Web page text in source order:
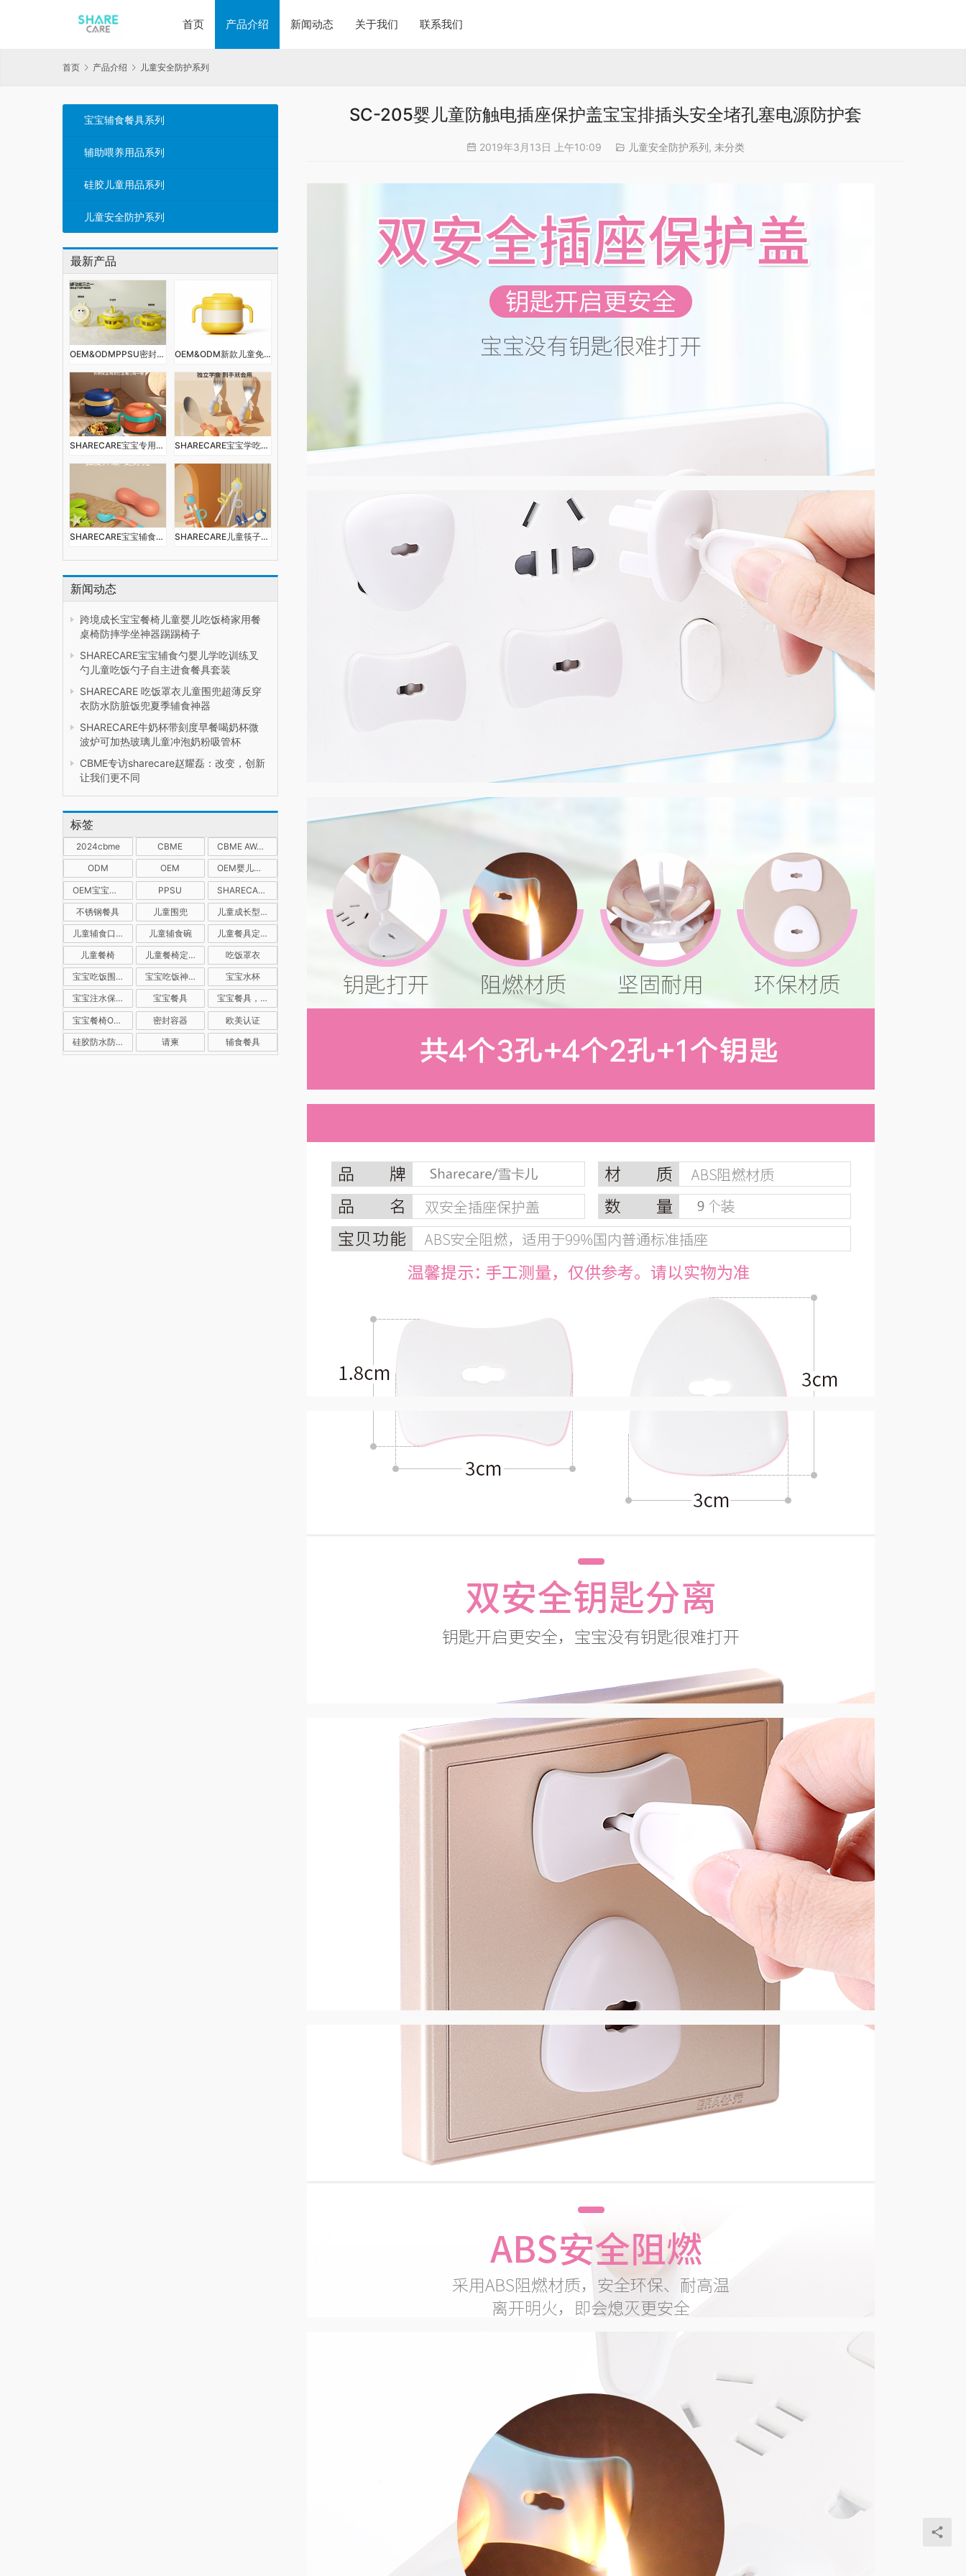
首页 产品介绍 新闻动态 关于我们 联系我们
首页 产品介绍 儿童安全防护系列
宝宝辅食餐具系列
辅助喂养用品系列
硅胶儿童用品系列
儿童安全防护系列
最新产品
OEM&ODMPPSU密封辅食盒水杯学饮杯辅食碗多功能便携外带宝宝餐具 OEM&ODM新款儿童免注水保温碗防烫婴儿便携多功能餐具幼儿防摔316L
SHARECARE宝宝专用注水保温碗辅食碗婴儿童恒温餐盘吸盘碗不锈钢餐具 SHARECARE宝宝学吃饭短柄勺子叉子餐具婴儿辅食训练儿童不锈钢叉勺套装
SHARECARE宝宝辅食勺婴儿学吃训练叉勺儿童吃饭勺子自主进食餐具套装 SHARECARE儿童筷子训练筷一段2 3 6岁宝宝练习筷二段便携式小孩学习筷
新闻动态
跨境成长宝宝餐椅儿童婴儿吃饭椅家用餐
桌椅防摔学坐神器踢踢椅子
SHARECARE宝宝辅食勺婴儿学吃训练叉
勺儿童吃饭勺子自主进食餐具套装
SHARECARE 吃饭罩衣儿童围兜超薄反穿
衣防水防脏饭兜夏季辅食神器
SHARECARE牛奶杯带刻度早餐喝奶杯微
波炉可加热玻璃儿童冲泡奶粉吸管杯
CBME专访sharecare赵耀磊：改变，创新
让我们更不同
标签
2024cbme CBME CBME AWARDS孕婴童产业奖
ODM OEM OEM婴儿防水围兜
OEM宝宝喂养餐具 PPSU SHARECARE
不锈钢餐具 儿童围兜 儿童成长型餐椅
儿童辅食口水饭兜 儿童辅食碗 儿童餐具定制
儿童餐椅 儿童餐椅定制 吃饭罩衣
宝宝吃饭围嘴 宝宝吃饭神器 宝宝水杯
宝宝注水保温碗 宝宝餐具 宝宝餐具，儿童餐具，注水保温碗，真空保温碗，儿童辅食碗
宝宝餐椅OEM 密封容器 欧美认证
硅胶防水防脏神器 请柬 辅食餐具
SC-205婴儿童防触电插座保护盖宝宝排插头安全堵孔塞电源防护套
2019年3月13日 上午10:09 儿童安全防护系列, 未分类